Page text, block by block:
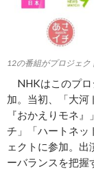
12の番組がプロジェク
NHKはこのプロ
加。当初、「大河
『おかえりモネ
チ」「ハートネッ
ェクトに参加。
ーバランスを把握